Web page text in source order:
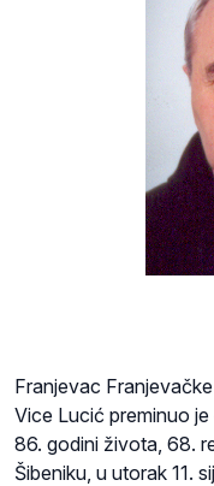
Franjevac
Vice Lucić preminuo
86. godini života, 68.
Šibeniku, u utorak 11.